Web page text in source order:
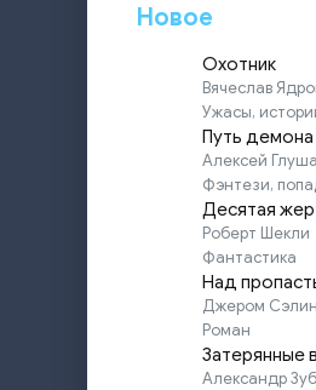
Новое
Охотник
Вячеслав
Ужасы,
Путь демона
Алексей
Фэнтези,
Десятая
Роберт Шекли
Фантастика
Над
Джером
Роман
Затерянные
Александр